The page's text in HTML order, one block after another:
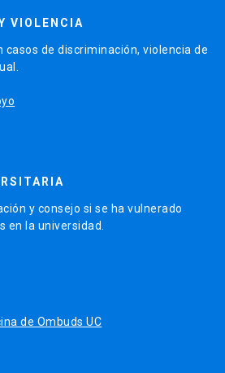
VIOLENCIA
casos de discriminación, violencia de
y consejo si se ha vulnerado
en la universidad.
de Ombuds UC